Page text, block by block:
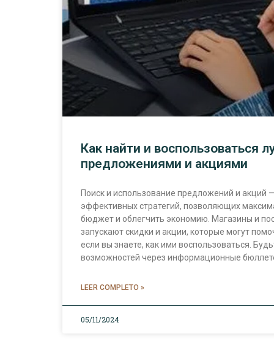
Как найти и воспользоваться
предложениями и акциями
Поиск и использование предложений и акций
эффективных стратегий, позволяющих
бюджет и облегчить экономию. Магазины и
запускают скидки и акции, которые могут
если вы знаете, как ими воспользоваться.
возможностей через информационные
LEER COMPLETO »
05/11/2024